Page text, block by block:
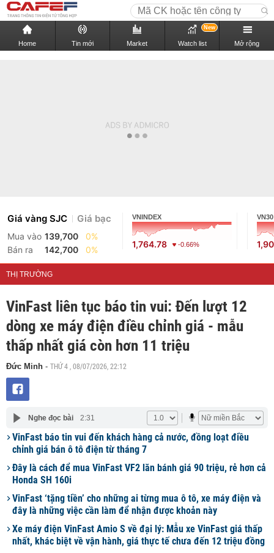
Home Tin mới Market Watch list
New
Mở rộng
Giá vàng SJC Giá bạc
Mua vào 139,700
0%
Bán ra
142,700 0%
VNINDEX
1,764.78 -0.66%
VN30
THỊ TRƯỜNG
VinFast liên tục báo tin vui: Đến lượt 12
dòng xe máy điện điều chỉnh giá - mẫu
thấp nhất giá còn hơn 11 triệu
Đức Minh - THỨ 4 , 08/07/2026, 22:12
Nghe đọc bài 2:31
VinFast báo tin vui đến khách hàng cả nước, đồng loạt điều
chỉnh giá bán ô tô điện từ tháng 7
Đây là cách để mua VinFast VF2 lăn bánh giá 90 triệu, rẻ hơn cả
Honda SH 160i
VinFast ‘tặng tiền’ cho những ai từng mua ô tô, xe máy điện và
đây là những việc cần làm để nhận được khoản này
Xe máy điện VinFast Amio S về đại lý: Mẫu xe VinFast giá thấp
nhất, khác biệt về vận hành, giá thực tế chưa đến 12 triệu đồng